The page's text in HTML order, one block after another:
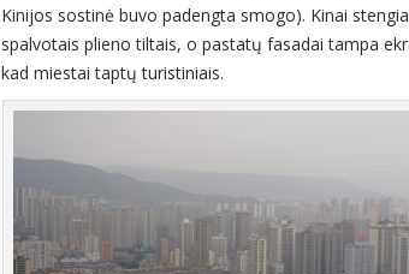
Kinijos sostinė buvo padengta smogo). Kinai
spalvotais plieno tiltais, o pastatų fasadai tampa
kad miestai taptų turistiniais.